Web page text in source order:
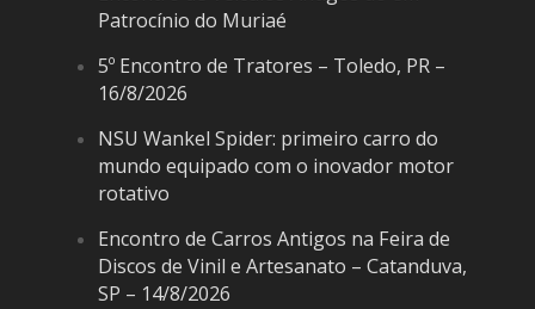
Patrocínio do Muriaé
5º Encontro de Tratores – Toledo, PR –
16/8/2026
NSU Wankel Spider: primeiro carro do
mundo equipado com o inovador motor
rotativo
Encontro de Carros Antigos na Feira de
Discos de Vinil e Artesanato – Catanduva,
SP – 14/8/2026